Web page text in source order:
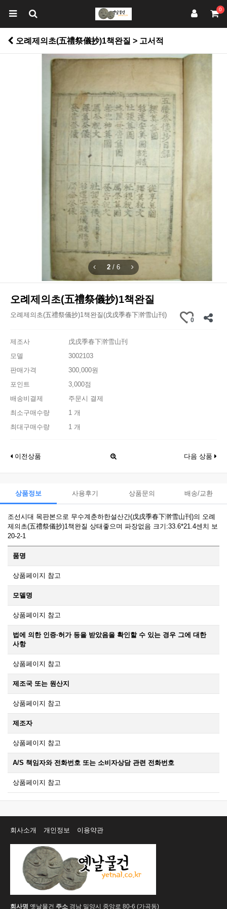
0
오례제의초(五禮祭儀抄)1책완질 > 고서적
2 / 6
오례제의초(五禮祭儀抄)1책완질
오례제의초(五禮祭儀抄)1책완질(戊戌季春下澣雪山刊)
0
제조사
戊戌季春下澣雪山刊
모델
3002103
판매가격
300,000원
포인트
3,000점
배송비결제
주문시 결제
최소구매수량
1 개
최대구매수량
1 개
이전상품 다음 상품
상품정보 사용후기 상품문의 배송/교환
조선시대 목판본으로 무수계춘하한설산간(戊戌季春下澣雪山刊)의 오례
제의초(五禮祭儀抄)1책완질 상태좋으며 파장없음 크기:33.6*21.4센치 보
20-2-1
품명
상품페이지 참고
모델명
상품페이지 참고
법에 의한 인증·허가 등을 받았음을 확인할 수 있는 경우 그에 대한
사항
상품페이지 참고
제조국 또는 원산지
상품페이지 참고
제조자
상품페이지 참고
A/S 책임자와 전화번호 또는 소비자상담 관련 전화번호
상품페이지 참고
회사소개 개인정보 이용약관
회사명 옛날물건 주소 경남 밀양시 중앙로 80-6 (가곡동)